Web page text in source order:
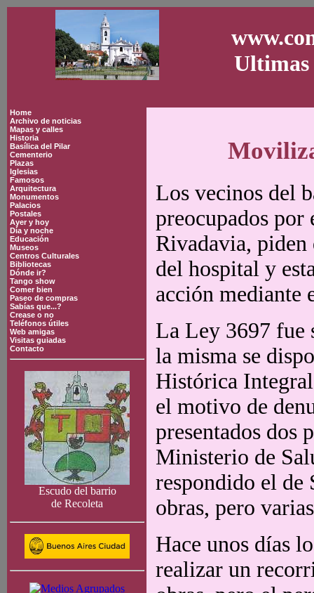
Ultimas
Home
Archivo de noticias
Mapas y calles
Historia
Basílica del Pilar
Cementerio
Plazas
Iglesias
Famosos
Arquitectura
Monumentos
Palacios
Postales
Ayer y hoy
Día y noche
Educación
Museos
Centros Culturales
Bibliotecas
Dónde ir?
Tango show
Comer bien
Paseo de compras
Sabías que...?
Crease o no
Teléfonos útiles
Web amigas
Visitas guiadas
Contacto
Escudo del barrio
de Recoleta
Los vecinos del
preocupados
Rivadavia, piden
del hospital y
acción mediante
La Ley 3697 fue
la misma se
Histórica
el motivo de
presentados dos
Ministerio de
respondido el de
obras, pero
Hace unos días
realizar un